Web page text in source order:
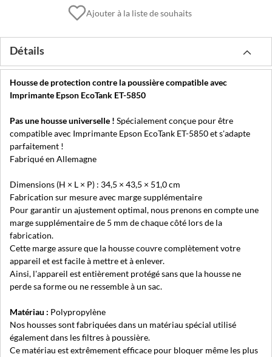
Ajouter à la liste de souhaits
Détails
Housse de protection contre la poussière compatible avec
Imprimante Epson EcoTank ET-5850
Pas une housse universelle ! Spécialement conçue pour être
compatible avec Imprimante Epson EcoTank ET-5850 et s'adapte
parfaitement !
Fabriqué en Allemagne
Dimensions (H × L × P) : 34,5 × 43,5 × 51,0 cm
Fabrication sur mesure avec marge supplémentaire
Pour garantir un ajustement optimal, nous prenons en compte une
marge supplémentaire de 5 mm de chaque côté lors de la
fabrication.
Cette marge assure que la housse couvre complètement votre
appareil et est facile à mettre et à enlever.
Ainsi, l'appareil est entièrement protégé sans que la housse ne
perde sa forme ou ne ressemble à un sac.
Matériau : Polypropylène
Nos housses sont fabriquées dans un matériau spécial utilisé
également dans les filtres à poussière.
Ce matériau est extrêmement efficace pour bloquer même les plus